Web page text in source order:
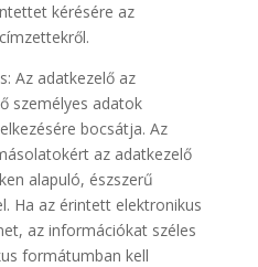
kérésére az
Az adatkezelő az
személyes adatok
bocsátja. Az
az adatkezelő
alapuló, észszerű
Ha az érintett elektronikus
az információkat széles
formátumban kell